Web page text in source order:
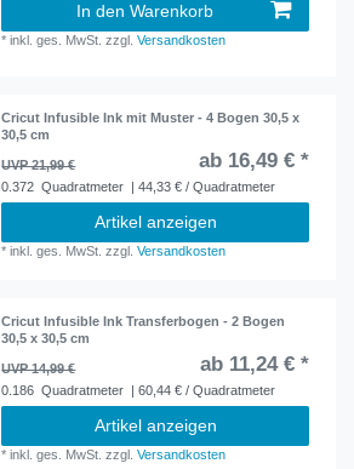
In den Warenkorb
*inkl. ges. MwSt. zzgl.Versandkosten
Cricut Infusible Ink mit Muster - 4 Bogen 30,5 x
30,5 cm
UVP 21,99 € ab 16,49 € *
0.372 Quadratmeter | 44,33 € / Quadratmeter
Artikel anzeigen
*inkl. ges. MwSt. zzgl.Versandkosten
Cricut Infusible Ink Transferbogen - 2 Bogen
30,5 x 30,5 cm
UVP 14,99 € ab 11,24 € *
0.186 Quadratmeter | 60,44 € / Quadratmeter
Artikel anzeigen
*inkl. ges. MwSt. zzgl.Versandkosten